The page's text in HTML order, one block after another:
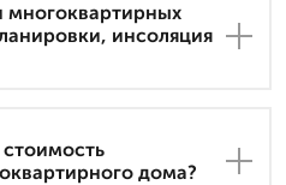
многоквартирных
инсоляция
дома?